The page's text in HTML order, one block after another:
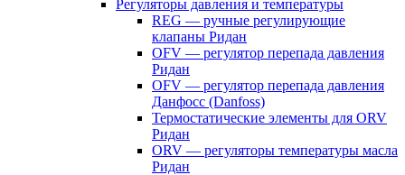
Регуляторы давления и температуры
REG — ручные регулирующие
клапаны Ридан
OFV — регулятор перепада давления
Ридан
OFV — регулятор перепада давления
Данфосс (Danfoss)
Термостатические элементы для ORV
Ридан
ORV — регуляторы температуры масла
Ридан